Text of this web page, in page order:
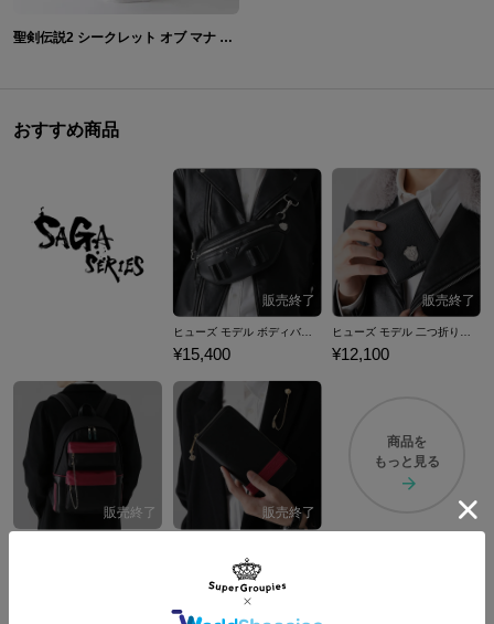
聖剣伝説2 シークレット オブ マナ モデル 腕時計＆バックパック＆長財布
おすすめ商品
ヒューズ モデル ボディバッグ サガ フロンティア リマスター
¥15,400 ¥12,100
商品を
もっと見る